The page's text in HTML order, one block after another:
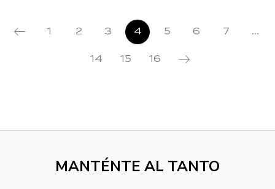
1 2 3 4 5 6 7 …
14 15 16
MANTÉNTE AL TANTO